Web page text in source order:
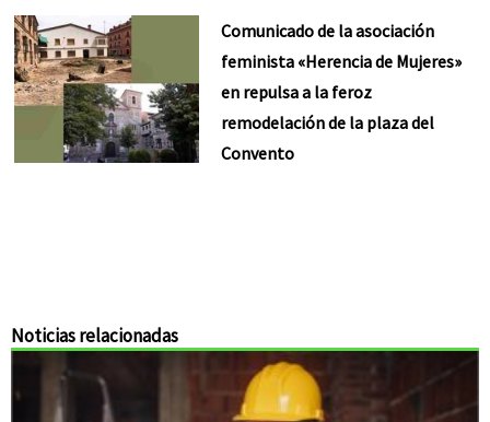
Comunicado de la asociación
feminista «Herencia de Mujeres»
en repulsa a la feroz
remodelación de la plaza del
Convento
Noticias relacionadas